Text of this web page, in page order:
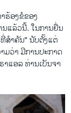
ຮ້ອງຂໍຂອງ
ນແລ້ວນີ້. ໃນການຍື່ນ
ສໍາຄັນ" ນັບຕັ້ງແຕ່
ມວ່າ ມີການປະກາດ
ແອລ ທ່ານເບັນຈາ